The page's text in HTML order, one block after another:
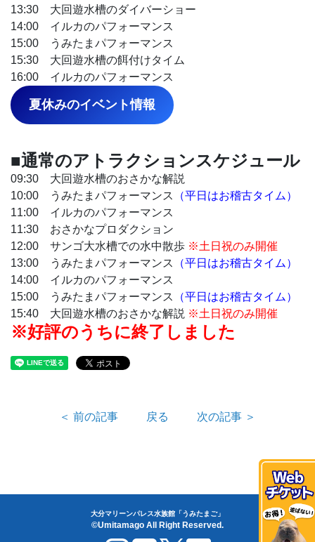
13:30 大回遊水槽のダイバーショー
14:00 イルカのパフォーマンス
15:00 うみたまパフォーマンス
15:30 大回遊水槽の餌付けタイム
16:00 イルカのパフォーマンス
夏休みのイベント情報
■通常のアトラクションスケジュール
09:30 大回遊水槽のおさかな解説
10:00 うみたまパフォーマンス
（平日はお稽古タイム）
11:00 イルカのパフォーマンス
11:30 おさかなプロダクション
12:00 サンゴ大水槽での水中散歩 ※土日祝のみ開催
13:00 うみたまパフォーマンス
（平日はお稽古タイム）
14:00 イルカのパフォーマンス
15:00 うみたまパフォーマンス
（平日はお稽古タイム）
15:40 大回遊水槽のおさかな解説 ※土日祝のみ開催
※好評のうちに終了しました
＜ 前の記事 戻る 次の記事 ＞
大分マリーンパレス水族館「うみたまご」
©Umitamago All Right Reserved.